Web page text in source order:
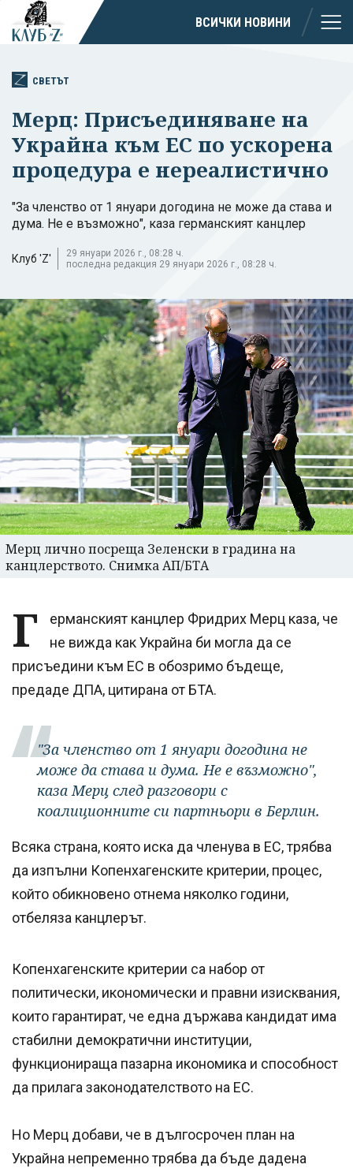
ВСИЧКИ НОВИНИ
СВЕТЪТ
Мерц: Присъединяване на
Украйна към ЕС по ускорена
процедура е нереалистично
"За членство от 1 януари догодина не може да става и
дума. Не е възможно", каза германският канцлер
Клуб 'Z'
29 януари 2026 г., 08:28 ч.
последна редакция 29 януари 2026 г., 08:28 ч.
Мерц лично посреща Зеленски в градина на
канцлерството. Снимка АП/БТА
Г
ерманският канцлер Фридрих Мерц каза, че
не вижда как Украйна би могла да се
присъедини към ЕС в обозримо бъдеще,
предаде ДПА, цитирана от БТА.
"За членство от 1 януари догодина не
може да става и дума. Не е възможно",
каза Мерц след разговори с
коалиционните си партньори в Берлин.
Всяка страна, която иска да членува в ЕС, трябва
да изпълни Копенхагенските критерии, процес,
който обикновено отнема няколко години,
отбеляза канцлерът.
Копенхагенските критерии са набор от
политически, икономически и правни изисквания,
които гарантират, че една държава кандидат има
стабилни демократични институции,
функционираща пазарна икономика и способност
да прилага законодателството на ЕС.
Но Мерц добави, че в дългосрочен план на
Украйна непременно трябва да бъде дадена